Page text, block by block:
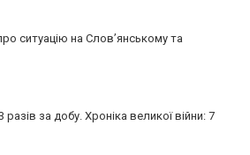
ситуацію на Слов’янському та
за добу. Хроніка великої війни: 7